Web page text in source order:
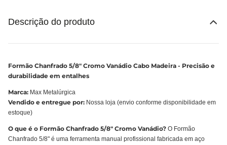
Descrição do produto
Formão Chanfrado 5/8" Cromo Vanádio Cabo Madeira - Precisão e
durabilidade em entalhes
Marca: Max Metalúrgica
Vendido e entregue por: Nossa loja (envio conforme disponibilidade em
estoque)
O que é o Formão Chanfrado 5/8" Cromo Vanádio? O Formão
Chanfrado 5/8" é uma ferramenta manual profissional fabricada em aço